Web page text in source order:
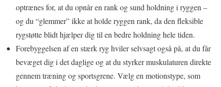
optrænes for, at du opnår en rank og sund holdning i ryggen –
og du “glemmer” ikke at holde ryggen rank, da den fleksible
rygstøtte blidt hjælper dig til en bedre holdning hele tiden.
Forebyggelsen af en stærk ryg hviler selvsagt også på, at du får
bevæget dig i det daglige og at du styrker muskulaturen direkte
gennem træning og sportsgrene. Vælg en motionstype, som